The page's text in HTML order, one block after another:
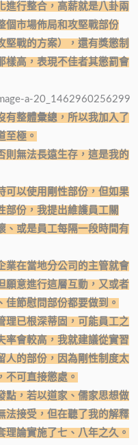
進行整合，高薪就是八卦兩
個市場佈局和攻堅戰部份
堅戰的方案），還有獎懲制
樣高，表現不佳者其懲罰會
有整體彙總，所以我加入了
至極。
則無法長遠生存，這是我的
可以使用剛性部份，但如果
部份，我提出維護員工關
、或是員工每隔一段時間有
業在當地分公司的主管就會
願意進行這層互動，又或者
佳節慰問部份都要做到。
理已根深蒂固，可能員工之
率會較高，我就建議從實習
人的部份，因為剛性制度太
不可直接懲處。
點，若以道家、儒家思想做
法接受，但在聽了我的解釋
理論實施了七、八年之久 。